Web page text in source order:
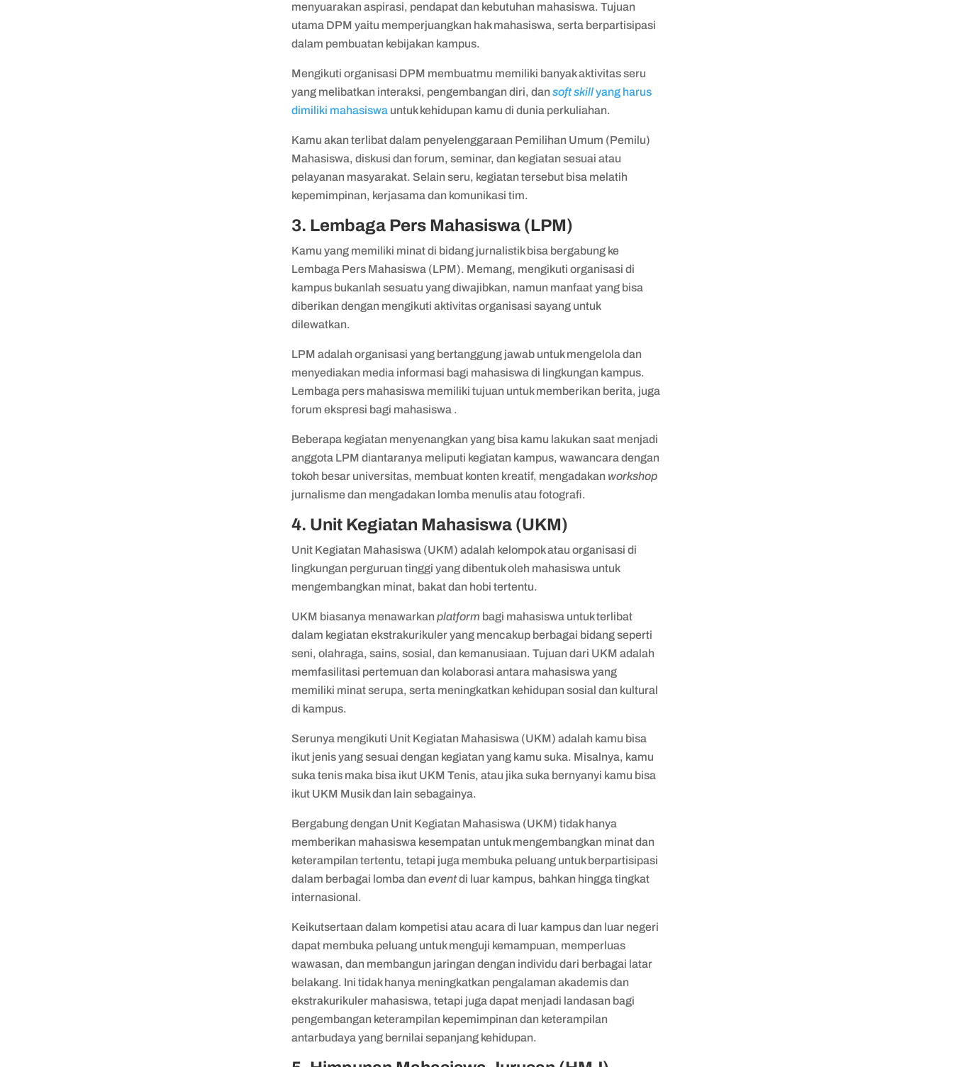
menyuarakan aspirasi, pendapat dan kebutuhan mahasiswa. Tujuan
utama DPM yaitu memperjuangkan hak mahasiswa, serta berpartisipasi
dalam pembuatan kebijakan kampus.
Mengikuti organisasi DPM membuatmu memiliki banyak aktivitas seru
yang melibatkan interaksi, pengembangan diri, dansoft skillyang harus
dimiliki mahasiswa untuk kehidupan kamu di dunia perkuliahan.
Kamu akan terlibat dalam penyelenggaraan Pemilihan Umum (Pemilu)
Mahasiswa, diskusi dan forum, seminar, dan kegiatan sesuai atau
pelayanan masyarakat. Selain seru, kegiatan tersebut bisa melatih
kepemimpinan, kerjasama dan komunikasi tim.
3. Lembaga Pers Mahasiswa (LPM)
Kamu yang memiliki minat di bidang jurnalistik bisa bergabung ke
Lembaga Pers Mahasiswa (LPM). Memang, mengikuti organisasi di
kampus bukanlah sesuatu yang diwajibkan, namun manfaat yang bisa
diberikan dengan mengikuti aktivitas organisasi sayang untuk
dilewatkan.
LPM adalah organisasi yang bertanggung jawab untuk mengelola dan
menyediakan media informasi bagi mahasiswa di lingkungan kampus.
Lembaga pers mahasiswa memiliki tujuan untuk memberikan berita, juga
forum ekspresi bagi mahasiswa .
Beberapa kegiatan menyenangkan yang bisa kamu lakukan saat menjadi
anggota LPM diantaranya meliputi kegiatan kampus, wawancara dengan
tokoh besar universitas, membuat konten kreatif, mengadakan workshop
jurnalisme dan mengadakan lomba menulis atau fotografi.
4. Unit Kegiatan Mahasiswa (UKM)
Unit Kegiatan Mahasiswa (UKM) adalah kelompok atau organisasi di
lingkungan perguruan tinggi yang dibentuk oleh mahasiswa untuk
mengembangkan minat, bakat dan hobi tertentu.
UKM biasanya menawarkanplatform bagi mahasiswa untuk terlibat
dalam kegiatan ekstrakurikuler yang mencakup berbagai bidang seperti
seni, olahraga, sains, sosial, dan kemanusiaan. Tujuan dari UKM adalah
memfasilitasi pertemuan dan kolaborasi antara mahasiswa yang
memiliki minat serupa, serta meningkatkan kehidupan sosial dan kultural
di kampus.
Serunya mengikuti Unit Kegiatan Mahasiswa (UKM) adalah kamu bisa
ikut jenis yang sesuai dengan kegiatan yang kamu suka. Misalnya, kamu
suka tenis maka bisa ikut UKM Tenis, atau jika suka bernyanyi kamu bisa
ikut UKM Musik dan lain sebagainya.
Bergabung dengan Unit Kegiatan Mahasiswa (UKM) tidak hanya
memberikan mahasiswa kesempatan untuk mengembangkan minat dan
keterampilan tertentu, tetapi juga membuka peluang untuk berpartisipasi
dalam berbagai lomba daneventdi luar kampus, bahkan hingga tingkat
internasional.
Keikutsertaan dalam kompetisi atau acara di luar kampus dan luar negeri
dapat membuka peluang untuk menguji kemampuan, memperluas
wawasan, dan membangun jaringan dengan individu dari berbagai latar
belakang. Ini tidak hanya meningkatkan pengalaman akademis dan
ekstrakurikuler mahasiswa, tetapi juga dapat menjadi landasan bagi
pengembangan keterampilan kepemimpinan dan keterampilan
antarbudaya yang bernilai sepanjang kehidupan.